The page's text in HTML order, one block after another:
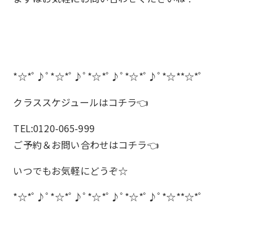
*☆*ﾟ♪ﾟ*☆*ﾟ♪ﾟ*☆*ﾟ♪ﾟ*☆*ﾟ♪ﾟ*☆**☆*ﾟ
クラススケジュールはコチラ👈
TEL:0120-065-999
ご予約＆お問い合わせはコチラ👈
いつでもお気軽にどうぞ☆
*☆*ﾟ♪ﾟ*☆*ﾟ♪ﾟ*☆*ﾟ♪ﾟ*☆*ﾟ♪ﾟ*☆**☆*ﾟ